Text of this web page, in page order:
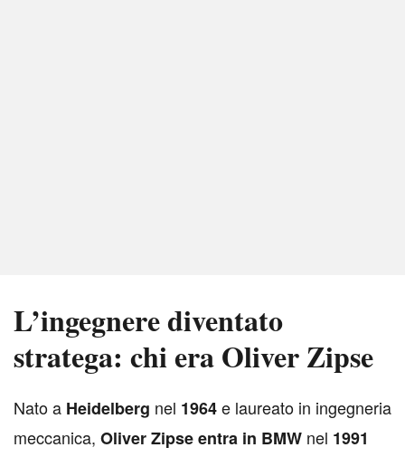
L’ingegnere diventato
stratega: chi era Oliver Zipse
Nato a Heidelberg nel 1964e laureato in ingegneria
meccanica, Oliver Zipse entra in BMW nel 1991